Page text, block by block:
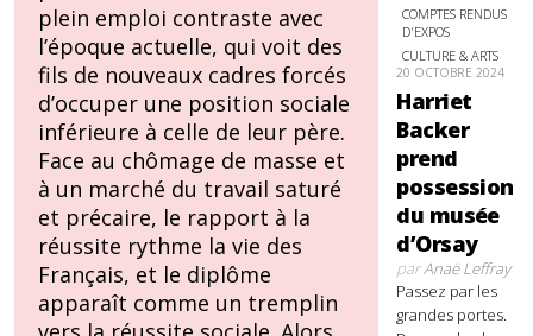
plein emploi contraste avec
l’époque actuelle, qui voit des
fils de nouveaux cadres forcés
d’occuper une position sociale
inférieure à celle de leur père.
Face au chômage de masse et
à un marché du travail saturé
et précaire, le rapport à la
réussite rythme la vie des
Français, et le diplôme
apparaît comme un tremplin
COMPTES RENDUS
D'EXPOS
CULTURE & ARTS
20 OCTOBRE 2024
Harriet
Backer
prend
possession
du musée
d’Orsay
parAnaë Leffray
Passez par les
grandes portes.